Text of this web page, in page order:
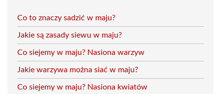
Co to znaczy sadzić w maju?
Jakie są zasady siewu w maju?
Co siejemy w maju? Nasiona warzyw
Jakie warzywa można siać w maju?
Co siejemy w maju? Nasiona kwiatów